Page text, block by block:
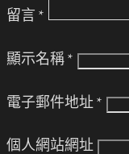
留言 *
顯示名稱 *
電子郵件地址 *
個人網站網址